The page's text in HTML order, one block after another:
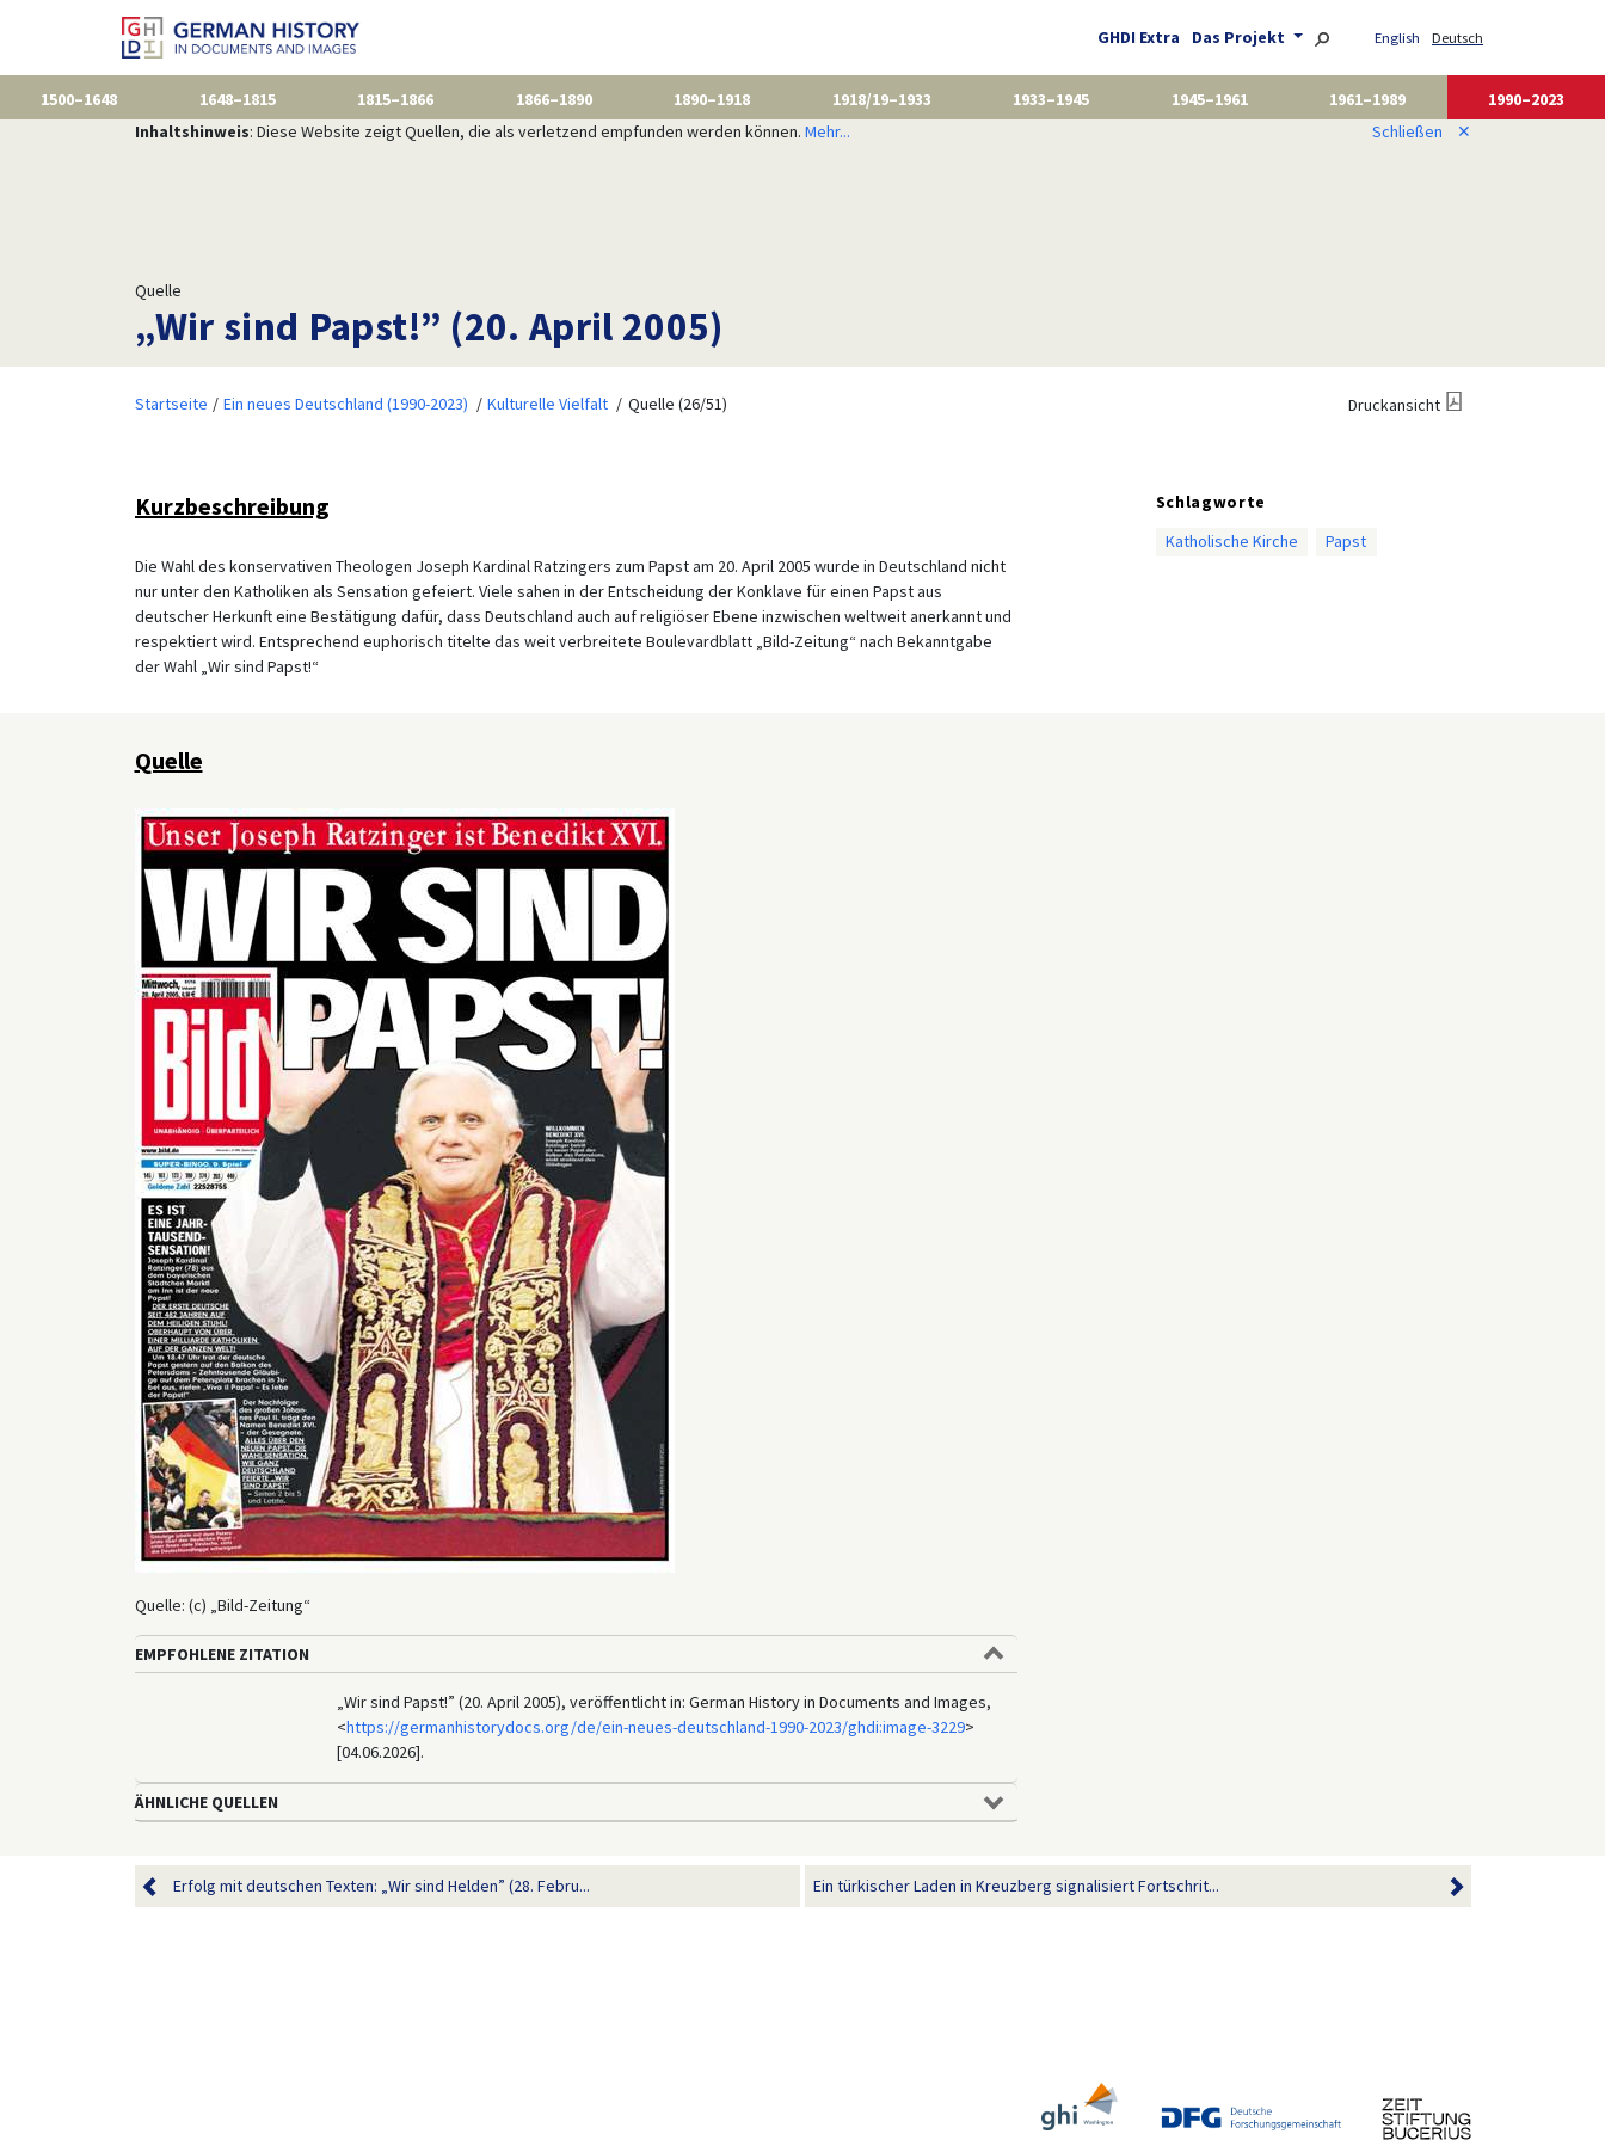
GHDI Extra Das Projekt English Deutsch
1500–1648 1648–1815 1815–1866 1866–1890 1890–1918 1918/19–1933 1933–1945 1945–1961 1961–1989
1990–2023
Inhaltshinweis: Diese Website zeigt Quellen, die als verletzend empfunden werden können. Mehr... Schließen ✕
Quelle
„Wir sind Papst!” (20. April 2005)
Startseite Ein neues Deutschland (1990-2023) Kulturelle Vielfalt Quelle (26/51) Druckansicht
Kurzbeschreibung
Die Wahl des konservativen Theologen Joseph Kardinal Ratzingers zum Papst am 20. April 2005 wurde in Deutschland nicht
nur unter den Katholiken als Sensation gefeiert. Viele sahen in der Entscheidung der Konklave für einen Papst aus
deutscher Herkunft eine Bestätigung dafür, dass Deutschland auch auf religiöser Ebene inzwischen weltweit anerkannt und
respektiert wird. Entsprechend euphorisch titelte das weit verbreitete Boulevardblatt „Bild-Zeitung“ nach Bekanntgabe
der Wahl „Wir sind Papst!“
Schlagworte
Katholische Kirche
Papst
Quelle
Quelle: (c) „Bild-Zeitung“
EMPFOHLENE ZITATION
„Wir sind Papst!” (20. April 2005), veröffentlicht in: German History in Documents and Images,
<https://germanhistorydocs.org/de/ein-neues-deutschland-1990-2023/ghdi:image-3229>
[04.06.2026].
ÄHNLICHE QUELLEN
Erfolg mit deutschen Texten: „Wir sind Helden” (28. Febru... Ein türkischer Laden in Kreuzberg signalisiert Fortschrit...